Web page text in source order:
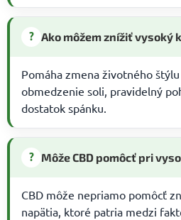
? Ako môžem znížiť vysoký
Pomáha zmena životného štýlu
obmedzenie soli, pravidelný
dostatok spánku.
? Môže CBD pomôcť pri
CBD môže nepriamo pomôcť
napätia, ktoré patria medzi